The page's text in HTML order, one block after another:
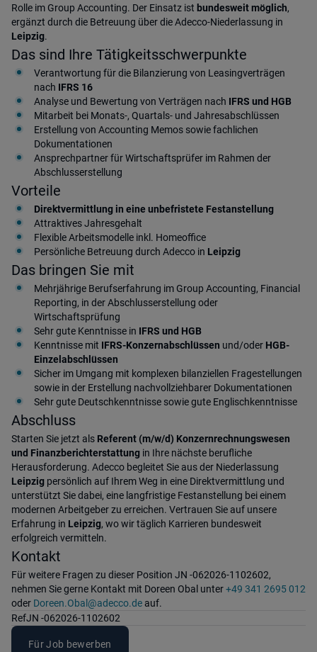
Rolle im Group Accounting. Der Einsatz ist bundesweit möglich,
ergänzt durch die Betreuung über die Adecco-Niederlassung in
Leipzig.
Das sind Ihre Tätigkeitsschwerpunkte
Verantwortung für die Bilanzierung von Leasingverträgen
nach IFRS 16
Analyse und Bewertung von Verträgen nach IFRS und HGB
Mitarbeit bei Monats-, Quartals- und Jahresabschlüssen
Erstellung von Accounting Memos sowie fachlichen
Dokumentationen
Ansprechpartner für Wirtschaftsprüfer im Rahmen der
Abschlusserstellung
Vorteile
Direktvermittlung in eine unbefristete Festanstellung
Attraktives Jahresgehalt
Flexible Arbeitsmodelle inkl. Homeoffice
Persönliche Betreuung durch Adecco in Leipzig
Das bringen Sie mit
Mehrjährige Berufserfahrung im Group Accounting, Financial
Reporting, in der Abschlusserstellung oder
Wirtschaftsprüfung
Sehr gute Kenntnisse in IFRS und HGB
Kenntnisse mit IFRS-Konzernabschlüssen und/oder HGB-
Einzelabschlüssen
Sicher im Umgang mit komplexen bilanziellen Fragestellungen
sowie in der Erstellung nachvollziehbarer Dokumentationen
Sehr gute Deutschkenntnisse sowie gute Englischkenntnisse
Abschluss
Starten Sie jetzt als Referent (m/w/d) Konzernrechnungswesen
und Finanzberichterstattung in Ihre nächste berufliche
Herausforderung. Adecco begleitet Sie aus der Niederlassung
Leipzig persönlich auf Ihrem Weg in eine Direktvermittlung und
unterstützt Sie dabei, eine langfristige Festanstellung bei einem
modernen Arbeitgeber zu erreichen. Vertrauen Sie auf unsere
Erfahrung in Leipzig, wo wir täglich Karrieren bundesweit
erfolgreich vermitteln.
Kontakt
Für weitere Fragen zu dieser Position JN -062026-1102602,
nehmen Sie gerne Kontakt mit Doreen Obal unter+49 341 2695 012
oder Doreen.Obal@adecco.deauf.
RefJN -062026-1102602
Für Job bewerben